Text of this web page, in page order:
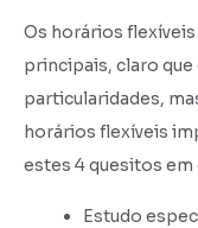
Os horários
principais, claro que
particularidades,
horários flexíveis
estes 4 quesitos em
Estudo